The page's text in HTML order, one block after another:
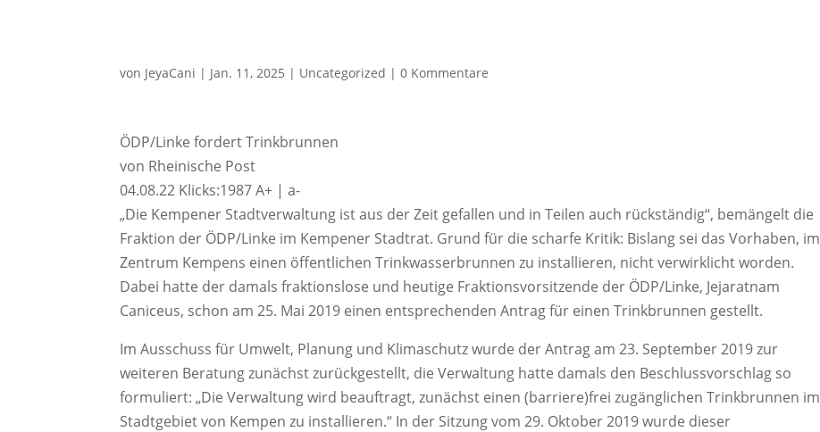
von JeyaCani | Jan. 11, 2025 | Uncategorized |0 Kommentare
ÖDP/Linke fordert Trinkbrunnen
von Rheinische Post
04.08.22 Klicks:1987 A+ | a-
„Die Kempener Stadtverwaltung ist aus der Zeit gefallen und in Teilen auch rückständig“, bemängelt die
Fraktion der ÖDP/Linke im Kempener Stadtrat. Grund für die scharfe Kritik: Bislang sei das Vorhaben, im
Zentrum Kempens einen öffentlichen Trinkwasserbrunnen zu installieren, nicht verwirklicht worden.
Dabei hatte der damals fraktionslose und heutige Fraktionsvorsitzende der ÖDP/Linke, Jejaratnam
Caniceus, schon am 25. Mai 2019 einen entsprechenden Antrag für einen Trinkbrunnen gestellt.
Im Ausschuss für Umwelt, Planung und Klimaschutz wurde der Antrag am 23. September 2019 zur
weiteren Beratung zunächst zurückgestellt, die Verwaltung hatte damals den Beschlussvorschlag so
formuliert: „Die Verwaltung wird beauftragt, zunächst einen (barriere)frei zugänglichen Trinkbrunnen im
Stadtgebiet von Kempen zu installieren.“ In der Sitzung vom 29. Oktober 2019 wurde dieser